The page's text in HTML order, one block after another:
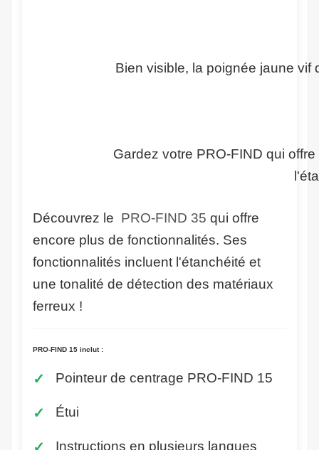
Bien visible, la poignée jaune vif
Gardez votre PRO-FIND qui
Découvrez le ​ PRO-FIND 35 qui offre
encore plus de fonctionnalités. Ses
fonctionnalités incluent l'étanchéité et
une tonalité de détection des matériaux
ferreux !
PRO-FIND 15 inclut :
Pointeur de centrage PRO-FIND 15
Étui
Instructions en plusieurs langues